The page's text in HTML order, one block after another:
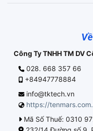
Công Ty TNHH TM DV
028. 668 357 66
+84947778884
info@tktech.vn
https://
Mã Số Thuế: 0310